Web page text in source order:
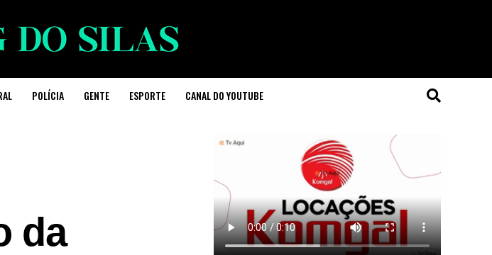
POLÍCIA GENTE ESPORTE CANAL DO YOUTUBE
da